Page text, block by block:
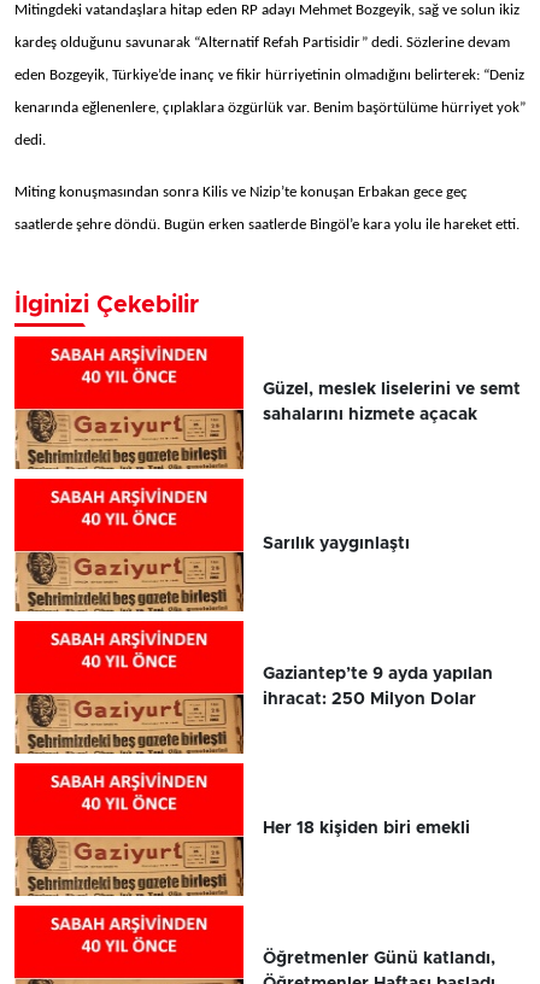
Mitingdeki vatandaşlara hitap eden RP adayı Mehmet Bozgeyik, sağ ve solun ikiz
kardeş olduğunu savunarak “Alternatif Refah Partisidir” dedi. Sözlerine devam
eden Bozgeyik, Türkiye’de inanç ve fikir hürriyetinin olmadığını belirterek: “Deniz
kenarında eğlenenlere, çıplaklara özgürlük var. Benim başörtülüme hürriyet yok”
dedi.
Miting konuşmasından sonra Kilis ve Nizip’te konuşan Erbakan gece geç
saatlerde şehre döndü. Bugün erken saatlerde Bingöl’e kara yolu ile hareket etti.
İlginizi Çekebilir
Güzel, meslek liselerini ve semt
sahalarını hizmete açacak
Sarılık yaygınlaştı
Gaziantep’te 9 ayda yapılan
ihracat: 250 Milyon Dolar
Her 18 kişiden biri emekli
Öğretmenler Günü katlandı,